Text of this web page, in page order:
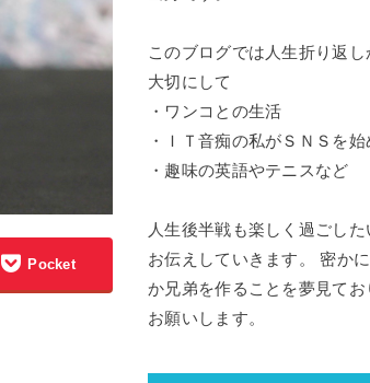
Pocket
このブログでは人生折り返
大切にして
・ワンコとの生活
・ＩＴ音痴の私がＳＮＳを始
・趣味の英語やテニスなど
人生後半戦も楽しく過ごし
お伝えしていきます。 密か
か兄弟を作ることを夢見てお
お願いします。